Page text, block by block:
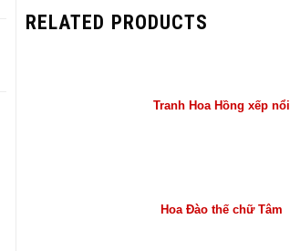
RELATED PRODUCTS
Tranh Hoa Hồng xếp nổi
Hoa Đào thế chữ Tâm